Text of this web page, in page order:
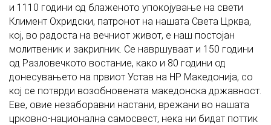
и 1110 години од блаженото упокојување на свети
Климент Охридски, патронот на нашата Света Црква,
кој, во радоста на вечниот живот, е наш постојан
молитвеник и закрилник. Се навршуваат и 150 години
од Разловечкото востание, како и 80 години од
донесувањето на првиот Устав на НР Македонија, со
кој се потврди возобновената македонска државност.
Еве, овие незаборавни настани, врежани во нашата
црковно-национална самосвест, нека ни бидат поттик